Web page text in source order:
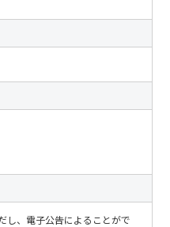
し、電子公告によることがで